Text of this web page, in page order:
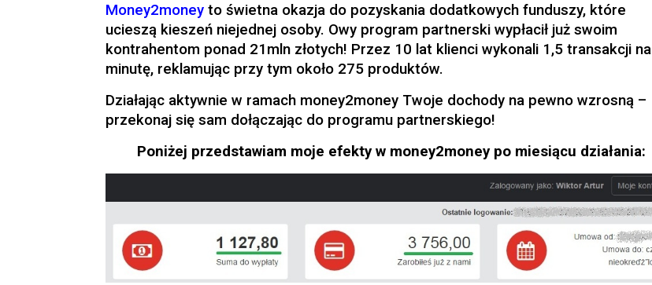
Money2money to świetna okazja do pozyskania dodatkowych funduszy, które
ucieszą kieszeń niejednej osoby. Owy program partnerski wypłacił już swoim
kontrahentom ponad 21mln złotych! Przez 10 lat klienci wykonali 1,5 transakcji na
minutę, reklamując przy tym około 275 produktów.
Działając aktywnie w ramach money2money Twoje dochody na pewno wzrosną –
przekonaj się sam dołączając do programu partnerskiego!
Poniżej przedstawiam moje efekty w money2money po miesiącu działania: